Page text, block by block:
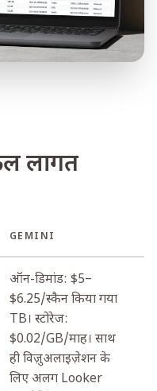
लागत
GEMINI
ऑन-डिमांड: $5–
$6.25/स्कैन किया गया
TB। स्टोरेज:
$0.02/GB/माह। साथ
ही विज़ुअलाइज़ेशन के
लिए अलग Looker